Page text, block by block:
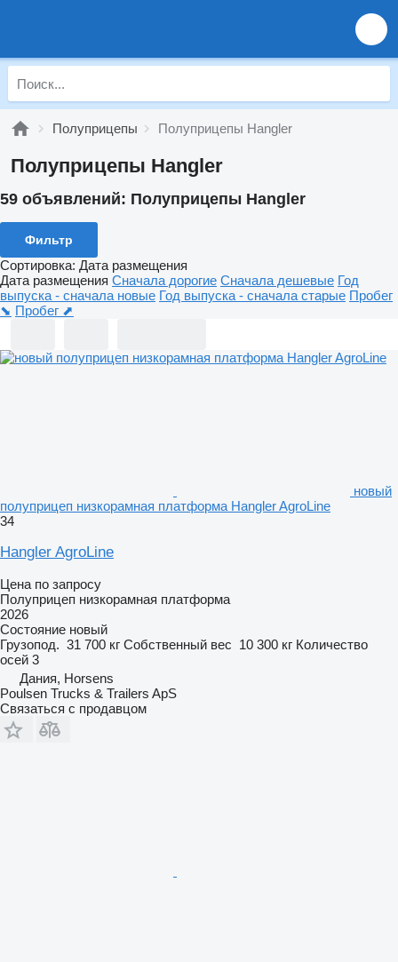
Полуприцепы Полуприцепы Hangler
Полуприцепы Hangler
59 объявлений: Полуприцепы Hangler
Фильтр
Сортировка: Дата размещения
Дата размещения Сначала дорогие Сначала дешевые Год
выпуска - сначала новые Год выпуска - сначала старые Пробег
⬊ Пробег ⬈
новый
полуприцеп низкорамная платформа Hangler AgroLine
34
Hangler AgroLine
Цена по запросу
Полуприцеп низкорамная платформа
2026
Состояние новый
Грузопод. 31 700 кг Собственный вес 10 300 кг Количество
осей 3
Дания, Horsens
Poulsen Trucks & Trailers ApS
Связаться с продавцом